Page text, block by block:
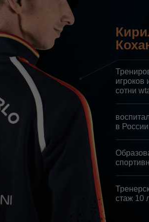
Записаться по акции
Запишись на первый обновлённый турнир
TennisCapital со скидкой 50%
TennisCapital
игроков
сотни
в
стаж 10